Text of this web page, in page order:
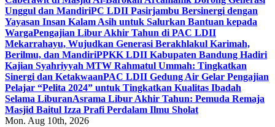
Unggul dan MandiriPC LDII Pasirjambu Bersinergi dengan
Yayasan Insan Kalam Asih untuk Salurkan Bantuan kepada
WargaPengajian Libur Akhir Tahun di PAC LDII
Mekarrahayu, Wujudkan Generasi Berakhlakul Karimah,
Berilmu, dan MandiriPPKK LDII Kabupaten Bandung Hadiri
Kajian Syahriyyah MTW Rahmatul Ummah: Tingkatkan
Sinergi dan KetakwaanPAC LDII Gedung Air Gelar Pengajian
Pelajar “Pelita 2024” untuk Tingkatkan Kualitas Ibadah
Selama LiburanAsrama Libur Akhir Tahun: Pemuda Remaja
Masjid Baitul Izza Prafi Perdalam Ilmu Sholat
Mon. Aug 10th, 2026